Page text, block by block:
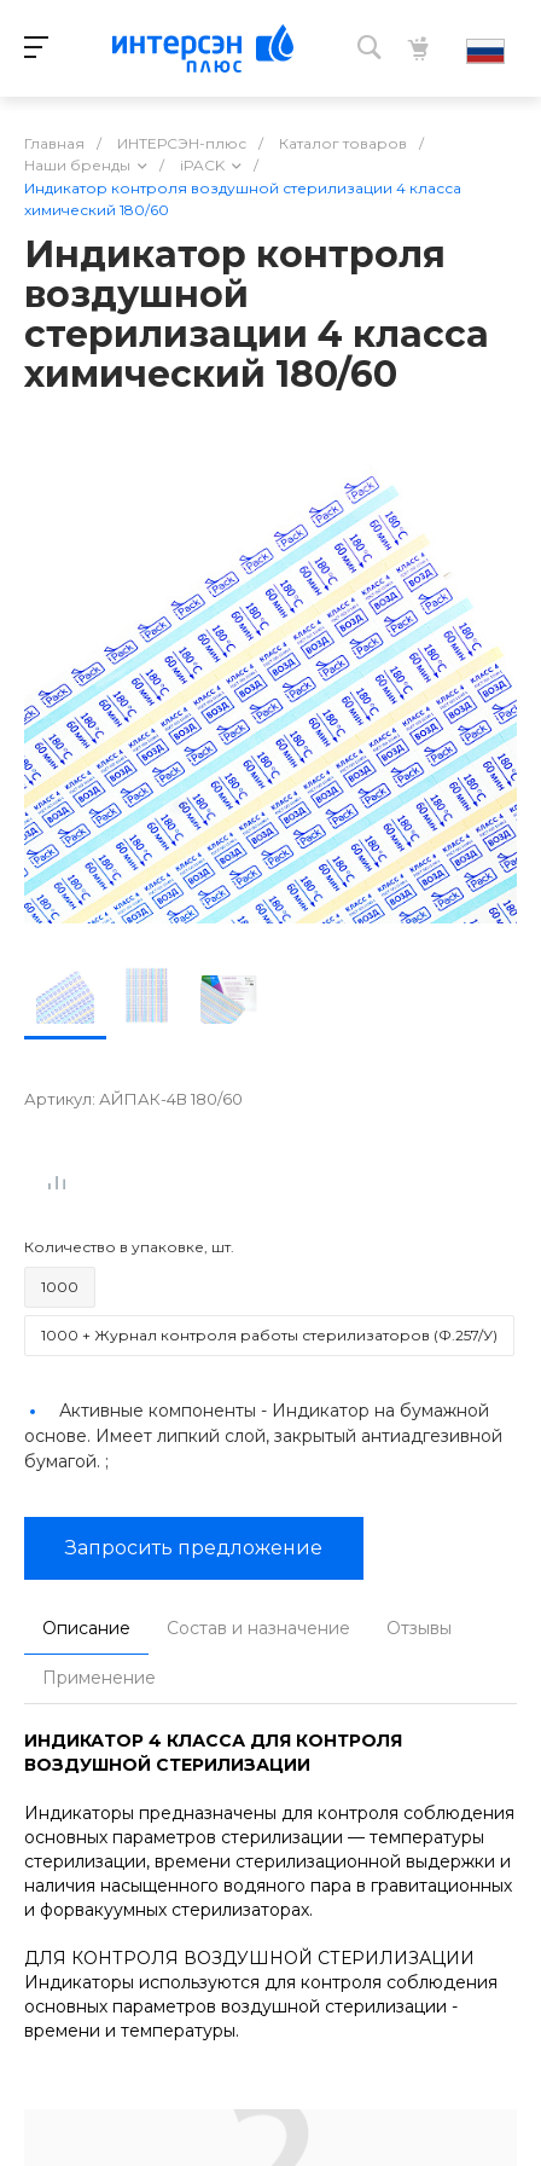
Главная / ИНТЕРСЭН-плюс / Каталог товаров
/
Наши бренды
/ iPACK
/
Индикатор контроля воздушной стерилизации 4 класса
химический 180/60
Индикатор контроля
воздушной
стерилизации 4 класса
химический 180/60
Артикул: АЙПАК-4В 180/60
Количество в упаковке, шт.
1000
1000 + Журнал контроля работы стерилизаторов (Ф.257/У)
Активные компоненты - Индикатор на бумажной
основе. Имеет липкий слой, закрытый антиадгезивной
бумагой. ;
Запросить предложение
Описание Состав и назначение Отзывы
Применение
ИНДИКАТОР 4 КЛАССА ДЛЯ КОНТРОЛЯ
ВОЗДУШНОЙ СТЕРИЛИЗАЦИИ
Индикаторы предназначены для контроля соблюдения
основных параметров стерилизации — температуры
стерилизации, времени стерилизационной выдержки и
наличия насыщенного водяного пара в гравитационных
и форвакуумных стерилизаторах.
ДЛЯ КОНТРОЛЯ ВОЗДУШНОЙ СТЕРИЛИЗАЦИИ
Индикаторы используются для контроля соблюдения
основных параметров воздушной стерилизации -
времени и температуры.